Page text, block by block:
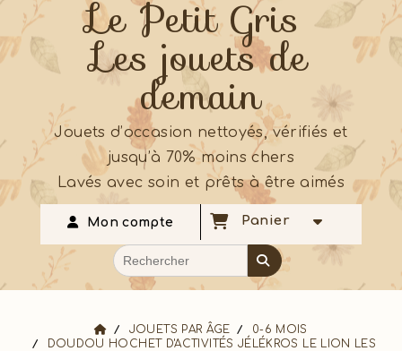
Le Petit Gris
Les jouets de
demain
Jouets d’occasion nettoyés, vérifiés et
jusqu’à 70% moins chers
Lavés avec soin et prêts à être aimés
Mon compte Panier
JOUETS PAR ÂGE
0-6 MOIS
DOUDOU HOCHET D'ACTIVITÉS JÉLÉKROS LE LION LES